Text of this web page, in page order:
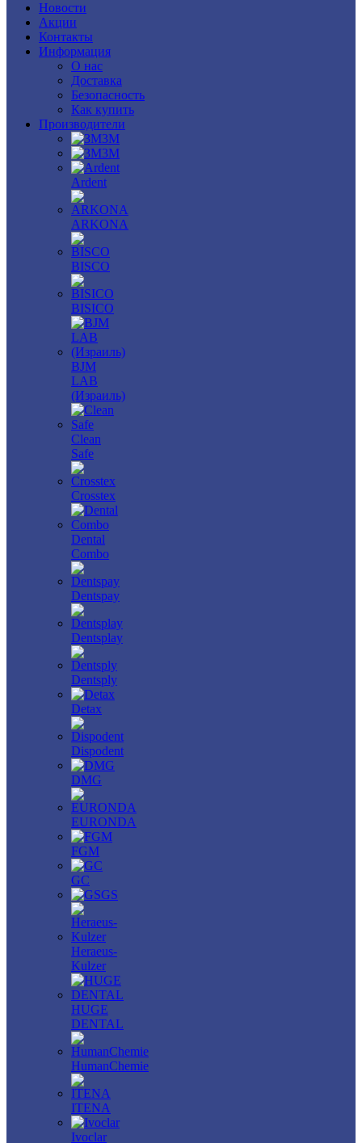
Новости
Акции
Контакты
Информация
О нас
Доставка
Безопасность
Как купить
Производители
3M
3М
Ardent
ARKONA
BISCO
BISICO
BJM
LAB
(Израиль)
Clean
Safe
Crosstex
Dental
Combo
Dentspay
Dentsplay
Dentsply
Detax
Dispodent
DMG
EURONDA
FGM
GC
GS
Heraeus-
Kulzer
HUGE
DENTAL
HumanChemie
ITENA
Ivoclar